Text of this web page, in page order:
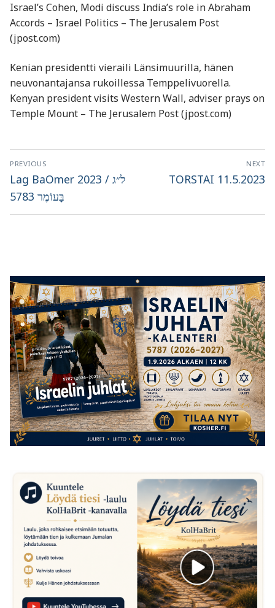
Israel’s Cohen, Modi discuss India’s role in Abraham
Accords – Israel Politics – The Jerusalem Post
(jpost.com)
Kenian presidentti vieraili Länsimuurilla, hänen
neuvonantajansa rukoillessa Temppelivuorella.
Kenyan president visits Western Wall, adviser prays on
Temple Mount – The Jerusalem Post (jpost.com)
Artikkelien
selaus
PREVIOUS
Previous
post:
Lag BaOmer 2023 / ל״ג
בָּעוֹמֶר 5783
NEXT
Next
TORSTAI 11.5.2023